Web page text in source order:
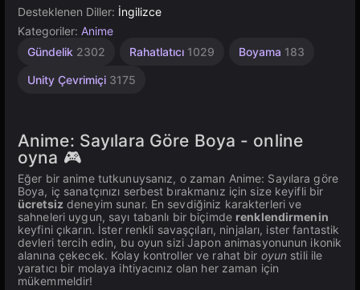
Desteklenen Diller: İngilizce
Kategoriler: Anime
Gündelik 2302 Rahatlatıcı 1029 Boyama 183
Unity Çevrimiçi 3175
Anime: Sayılara Göre Boya - online
oyna 🎮
Eğer bir anime tutkunuysanız, o zaman Anime: Sayılara göre
Boya, iç sanatçınızı serbest bırakmanız için size keyifli bir
ücretsiz deneyim sunar. En sevdiğiniz karakterleri ve
sahneleri uygun, sayı tabanlı bir biçimde renklendirmenin
keyfini çıkarın. İster renkli savaşçıları, ninjaları, ister fantastik
devleri tercih edin, bu oyun sizi Japon animasyonunun ikonik
alanına çekecek. Kolay kontroller ve rahat bir oyun stili ile
yaratıcı bir molaya ihtiyacınız olan her zaman için
mükemmeldir!